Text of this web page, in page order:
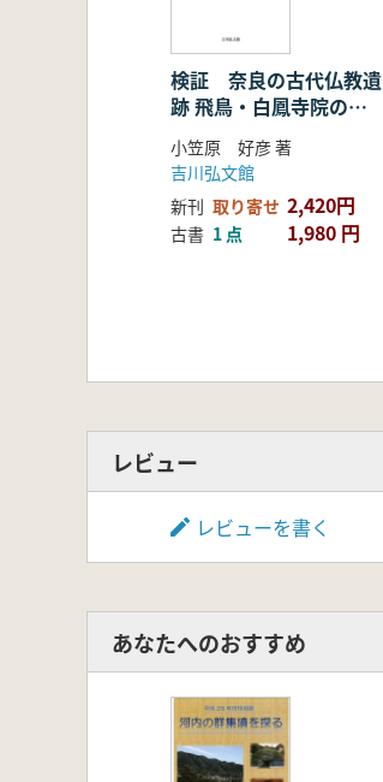
検証 奈良の古代仏教遺
跡 飛鳥・白鳳寺院の造
営と氏族
小笠原 好彦 著
吉川弘文館
新刊 取り寄せ 2,420円
古書 1 点 1,980 円
レビュー
レビューを書く
あなたへのおすすめ